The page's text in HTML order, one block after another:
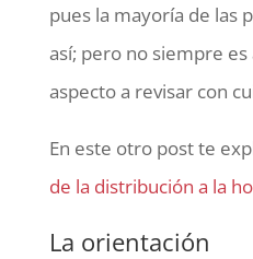
pues la mayoría de las
así; pero no siempre es
aspecto a revisar con
En este otro post te
de la distribución a la
La orientación